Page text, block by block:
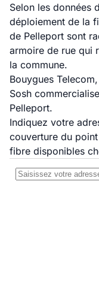
Selon les données
déploiement de la
de Pelleport sont
armoire de rue qui
la commune.
Bouygues
Sosh
Pelleport.
Indiquez votre
couverture du
fibre disponibles